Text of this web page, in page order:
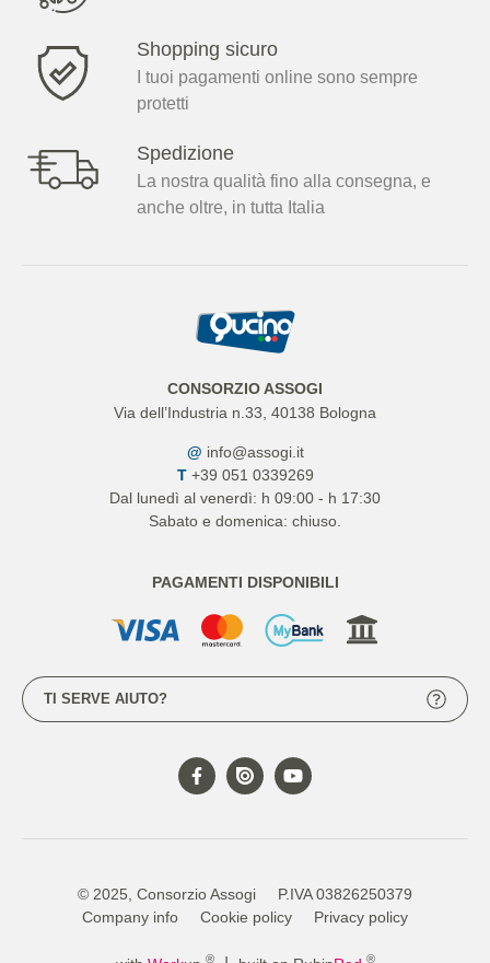
Shopping sicuro
I tuoi pagamenti online sono sempre
protetti
Spedizione
La nostra qualità fino alla consegna, e
anche oltre, in tutta Italia
CONSORZIO ASSOGI
Via dell’Industria n.33, 40138 Bologna
@ info@assogi.it
T +39 051 0339269
Dal lunedì al venerdì: h 09:00 - h 17:30
Sabato e domenica: chiuso.
PAGAMENTI DISPONIBILI
TI SERVE AIUTO?
© 2025, Consorzio Assogi
P.IVA 03826250379
Company info
Cookie policy Privacy policy
® ®